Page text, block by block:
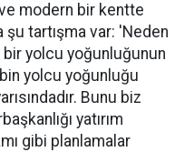
modern bir kentte
şu tartışma var: 'Neden
yolcu yoğunluğunun
yolcu yoğunluğu
Bunu biz
yatırım
gibi planlamalar